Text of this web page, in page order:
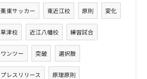
栗東サッカー 東近江校 原則 変化
草津校 近江八幡校 練習試合
ワンツー 突破 選択肢
プレスリリース 原理原則